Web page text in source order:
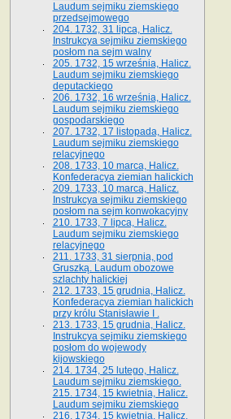
Laudum sejmiku ziemskiego
przedsejmowego
204. 1732, 31 lipca, Halicz.
Instrukcya sejmiku ziemskiego
posłom na sejm walny
205. 1732, 15 września, Halicz.
Laudum sejmiku ziemskiego
deputackiego
206. 1732, 16 września, Halicz.
Laudum sejmiku ziemskiego
gospodarskiego
207. 1732, 17 listopada, Halicz.
Laudum sejmiku ziemskiego
relacyjnego
208. 1733, 10 marca, Halicz.
Konfederacya ziemian halickich­
209. 1733, 10 marca, Halicz.
Instrukcya sejmiku ziemskiego
posłom na sejm konwokacyjny
210. 1733, 7 lipca, Halicz.
Laudum sejmiku ziemskiego
relacyjnego
211. 1733, 31 sierpnia, pod
Gruszką. Laudum obozowe
szlachty halickiej
212. 1733, 15 grudnia, Halicz.
Konfederacya ziemian halickich
przy królu Stanisławie I .
213. 1733, 15 grudnia, Halicz.
Instrukcya sejmiku ziemskiego
posłom do wojewody
kijowskiego
214. 1734, 25 lutego, Halicz.
Laudum sejmiku ziemskiego.
215. 1734, 15 kwietnia, Halicz.
Laudum sejmiku ziemskiego
216. 1734, 15 kwietnia, Halicz.